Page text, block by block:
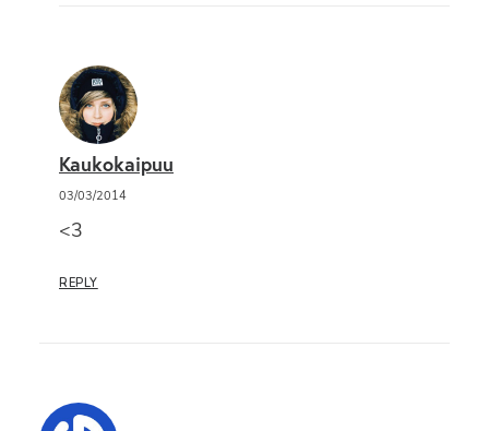
Kaukokaipuu
03/03/2014
<3
REPLY